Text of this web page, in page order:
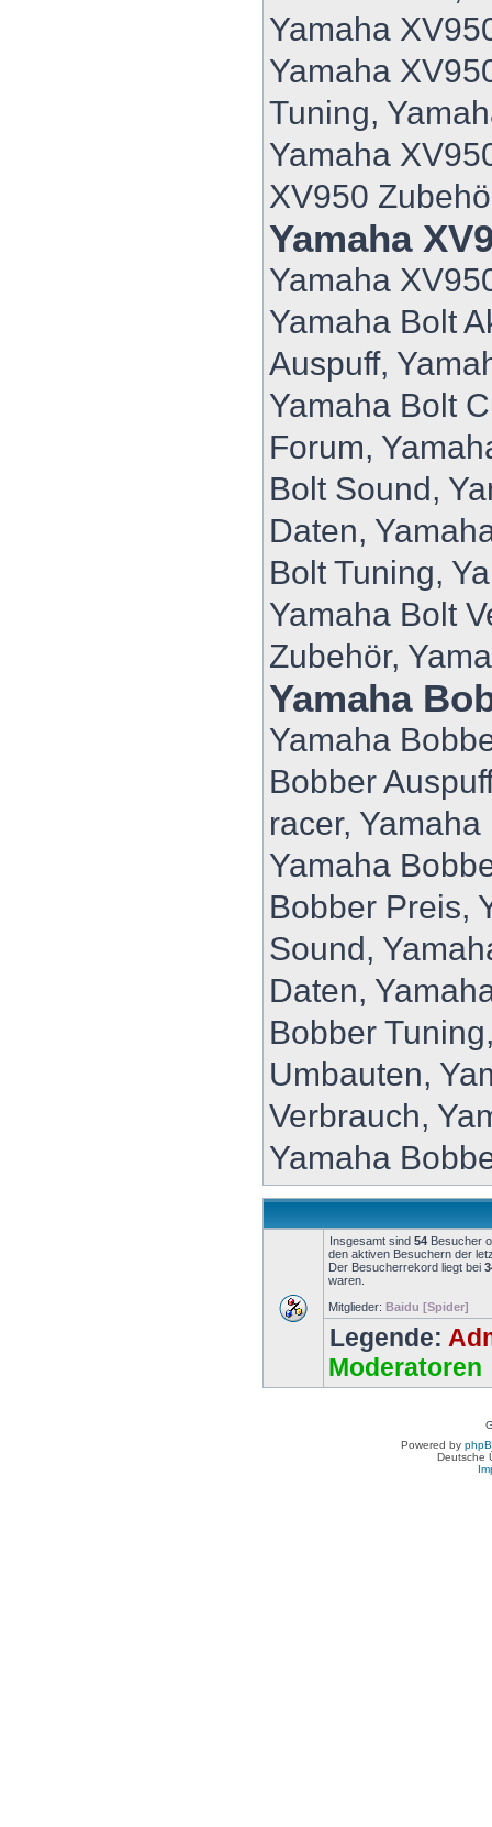
Yamaha
Yamaha
Tuning,
Yamaha
XV950
Yamaha
Yamaha
Yamaha Bolt
Auspuff,
Yamaha Bolt
Forum,
Bolt Sound,
Daten,
Bolt Tuning,
Yamaha Bolt
Zubehör,
Yamaha
Yamaha
Bobber
racer,
Yamaha
Bobber Preis,
Sound,
Daten,
Bobber
Umbauten,
Verbrauch,
Yamaha
Insgesamt sind 54 Besucher
den aktiven Besuchern der
Der Besucherrekord liegt bei
waren.
Mitglieder: Baidu [Spider]
Legende:
Moderatoren
Powered by
Deutsche